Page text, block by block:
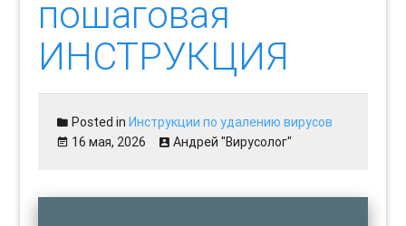
пошаговая
ИНСТРУКЦИЯ
Posted inИнструкции по удалению вирусов
16 мая, 2026
Андрей "Вирусолог"